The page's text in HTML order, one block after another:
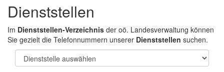
Dienststellen
Im Dienststellen-Verzeichnis der oö. Landesverwaltung können
Sie gezielt die Telefonnummern unserer Dienststellen suchen.